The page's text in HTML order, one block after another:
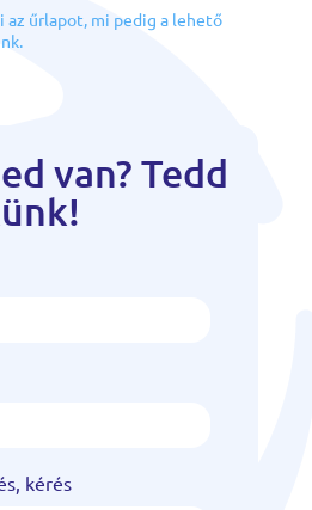
az űrlapot, mi pedig a lehető
van? Tedd
kérés